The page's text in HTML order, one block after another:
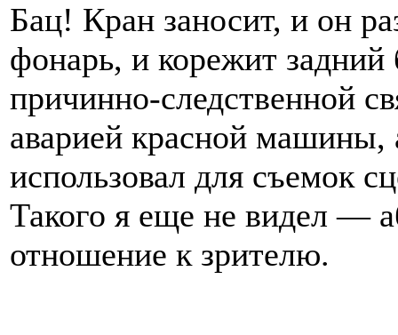
Бац! Кран заносит, и он
фонарь, и корежит
причинно-следственной
аварией красной
использовал для съемок
Такого я еще не видел —
отношение к зрителю.